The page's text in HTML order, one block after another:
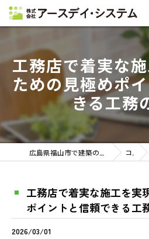
工務店で着実な
ための見極めポ
きる工務
広島県福山市で建築の求人なら株式会社アースデイ・システム コラム
工務店で着実な施工を実
ポイントと信頼できる工
2026/03/01